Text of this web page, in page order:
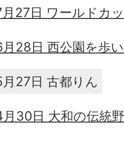
27日 ワールドカ
28日 西公園を歩
27日 古都りん
30日 大和の伝統